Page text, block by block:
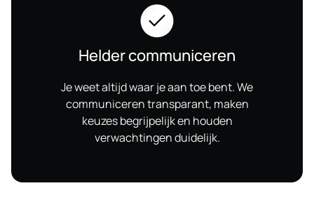
Helder communiceren
Je weet altijd waar je aan toe bent. We
communiceren transparant, maken
keuzes begrijpelijk en houden
verwachtingen duidelijk.